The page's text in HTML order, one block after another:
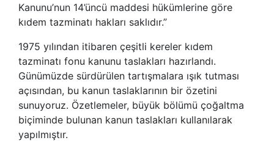
Kanunu’nun 14’üncü maddesi hükümlerine göre
kıdem tazminatı hakları saklıdır.”
1975 yılından itibaren çeşitli kereler kıdem
tazminatı fonu kanunu taslakları hazırlandı.
Günümüzde sürdürülen tartışmalara ışık tutması
açısından, bu kanun taslaklarının bir özetini
sunuyoruz. Özetlemeler, büyük bölümü çoğaltma
biçiminde bulunan kanun taslakları kullanılarak
yapılmıştır.